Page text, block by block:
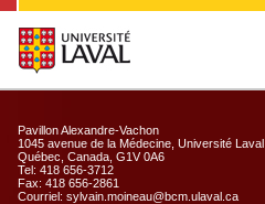
Pavillon Alexandre-Vachon
1045 avenue de la Médecine, Université Laval
Québec, Canada, G1V 0A6
Tel: 418 656-3712
Fax: 418 656-2861
Courriel: sylvain.moineau@bcm.ulaval.ca